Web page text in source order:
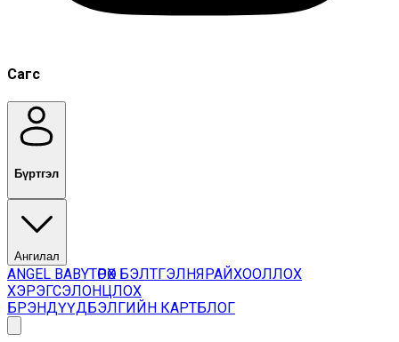
Сагс
Бүртгэл
Ангилал
ANGEL BABYТӨРӨХ БЭЛТГЭЛНЯРАЙХООЛЛОХ
ХЭРЭГСЭЛОНЦЛОХ
БРЭНДҮҮДБЭЛГИЙН КАРТБЛОГ